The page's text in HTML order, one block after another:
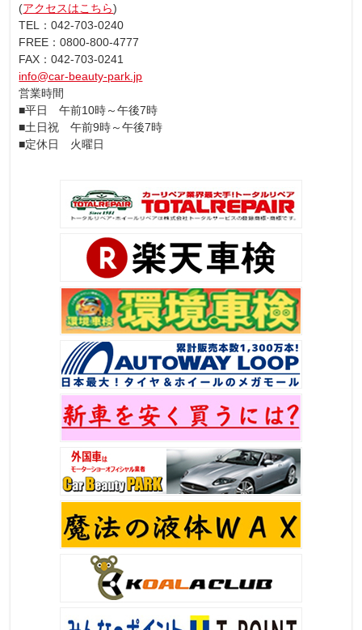
(アクセスはこちら)
TEL：042-703-0240
FREE：0800-800-4777
FAX：042-703-0241
info@car-beauty-park.jp
営業時間
■平日 午前10時～午後7時
■土日祝 午前9時～午後7時
■定休日 火曜日